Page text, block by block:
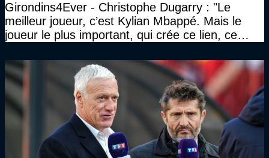
Girondins4Ever - Christophe Dugarry : "Le
meilleur joueur, c’est Kylian Mbappé. Mais le
joueur le plus important, qui crée ce lien, ce
c’est Michael Olise"